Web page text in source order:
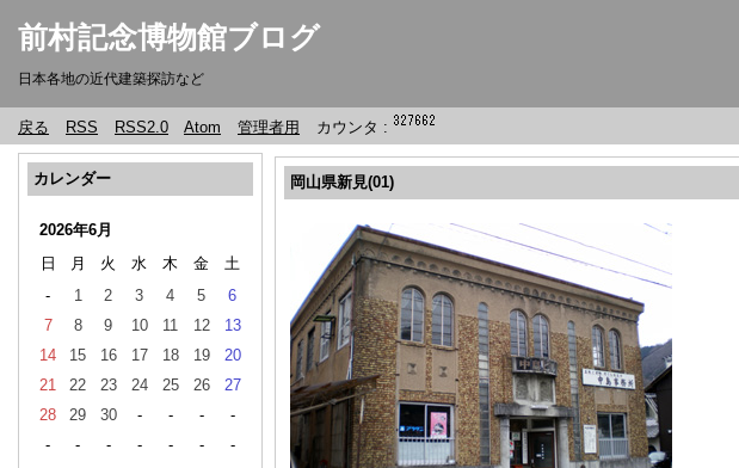
前村記念博物館ブログ
日本各地の近代建築探訪など
戻る RSS RSS2.0 Atom 管理者用 カウンタ :
カレンダー
2026年6月
日
月 火 水 木 金
土
-
1 2 3 4 5
6
7
8 9 10 11 12
13
14
15 16 17 18 19
20
21
22 23 24 25 26
27
28
29 30 - - -
-
-
- - - - -
-
岡山県新見(01)